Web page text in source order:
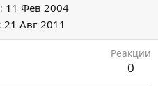
11 Фев 2004
21 Авг 2011
Реакции
0